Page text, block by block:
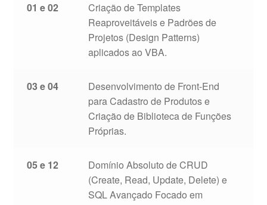
01 e 02
Criação de Templates
Reaproveitáveis e Padrões de
Projetos (Design Patterns)
aplicados ao VBA.
03 e 04
Desenvolvimento de Front-End
para Cadastro de Produtos e
Criação de Biblioteca de Funções
Próprias.
05 e 12
Domínio Absoluto de CRUD
(Create, Read, Update, Delete) e
SQL Avançado Focado em